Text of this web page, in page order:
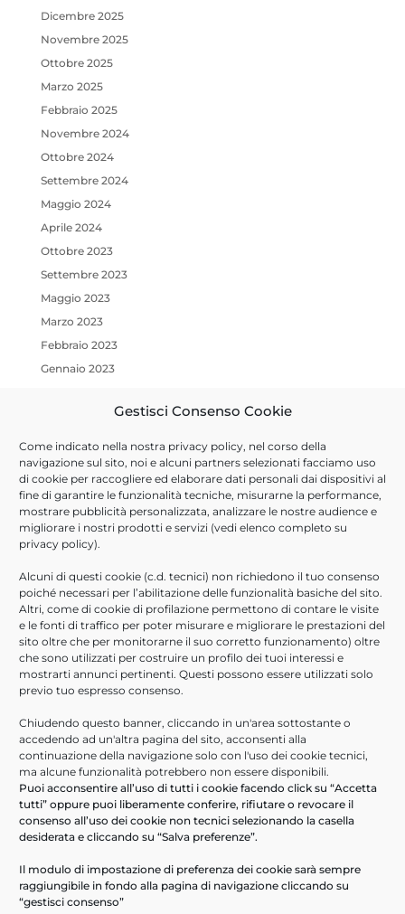
Gestisci Consenso Cookie
Come indicato nella nostra privacy policy, nel corso della
navigazione sul sito, noi e alcuni partners selezionati facciamo uso
di cookie per raccogliere ed elaborare dati personali dai dispositivi al
fine di garantire le funzionalità tecniche, misurarne la performance,
mostrare pubblicità personalizzata, analizzare le nostre audience e
migliorare i nostri prodotti e servizi (vedi elenco completo su
privacy policy).
Alcuni di questi cookie (c.d. tecnici) non richiedono il tuo consenso
poiché necessari per l’abilitazione delle funzionalità basiche del sito.
Altri, come di cookie di profilazione permettono di contare le visite
e le fonti di traffico per poter misurare e migliorare le prestazioni del
sito oltre che per monitorarne il suo corretto funzionamento) oltre
che sono utilizzati per costruire un profilo dei tuoi interessi e
mostrarti annunci pertinenti. Questi possono essere utilizzati solo
previo tuo espresso consenso.
Chiudendo questo banner, cliccando in un'area sottostante o
accedendo ad un'altra pagina del sito, acconsenti alla
continuazione della navigazione solo con l'uso dei cookie tecnici,
ma alcune funzionalità potrebbero non essere disponibili.
Puoi acconsentire all’uso di tutti i cookie facendo click su “Accetta
tutti” oppure puoi liberamente conferire, rifiutare o revocare il
consenso all’uso dei cookie non tecnici selezionando la casella
desiderata e cliccando su “Salva preferenze”.
Il modulo di impostazione di preferenza dei cookie sarà sempre
raggiungibile in fondo alla pagina di navigazione cliccando su
“gestisci consenso”
Dicembre 2025
Novembre 2025
Ottobre 2025
Marzo 2025
Febbraio 2025
Novembre 2024
Ottobre 2024
Settembre 2024
Maggio 2024
Aprile 2024
Ottobre 2023
Settembre 2023
Maggio 2023
Marzo 2023
Febbraio 2023
Gennaio 2023
Gennaio 2022
Dicembre 2021
Ottobre 2021
Settembre 2021
Luglio 2021
Giugno 2021
Aprile 2021
Febbraio 2021
Novembre 2020
Ottobre 2020
Giugno 2020
Marzo 2020
Febbraio 2020
Gennaio 2020
ULTIMI ARTICOLI
Help Desk Informatici
PA Digitale in cloud- webinar 16/09/2026